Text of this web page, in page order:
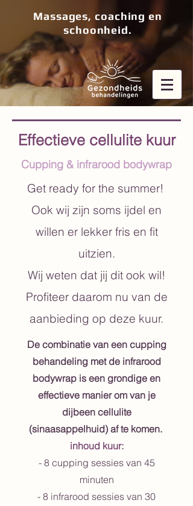
Massages, coaching en
schoonheid.
Effectieve cellulite kuur
Cupping & infrarood bodywrap
Get ready for the summer!
Ook wij zijn soms ijdel en
willen er lekker fris en fit
uitzien.
Wij weten dat jij dit ook wil!
Profiteer daarom nu van de
aanbieding op deze kuur.
De combinatie van een cupping
behandeling met de infrarood
bodywrap is een grondige en
effectieve manier om van je
dijbeen cellulite
(sinaasappelhuid) af te komen.
inhoud kuur:
- 8 cupping sessies van 45
minuten
- 8 infrarood sessies van 30